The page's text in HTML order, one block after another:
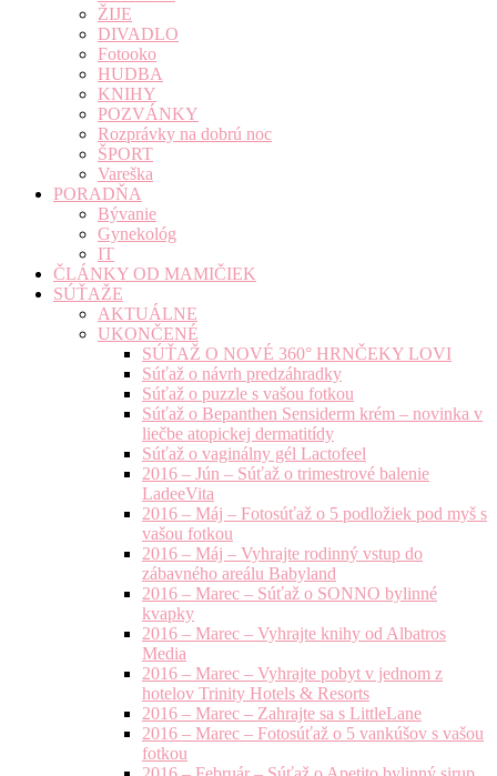
ŽIJE
DIVADLO
Fotooko
HUDBA
KNIHY
POZVÁNKY
Rozprávky na dobrú noc
ŠPORT
Vareška
PORADŇA
Bývanie
Gynekológ
IT
ČLÁNKY OD MAMIČIEK
SÚŤAŽE
AKTUÁLNE
UKONČENÉ
SÚŤAŽ O NOVÉ 360° HRNČEKY LOVI
Súťaž o návrh predzáhradky
Súťaž o puzzle s vašou fotkou
Súťaž o Bepanthen Sensiderm krém – novinka v
liečbe atopickej dermatitídy
Súťaž o vaginálny gél Lactofeel
2016 – Jún – Súťaž o trimestrové balenie
LadeeVita
2016 – Máj – Fotosúťaž o 5 podložiek pod myš s
vašou fotkou
2016 – Máj – Vyhrajte rodinný vstup do
zábavného areálu Babyland
2016 – Marec – Súťaž o SONNO bylinné
kvapky
2016 – Marec – Vyhrajte knihy od Albatros
Media
2016 – Marec – Vyhrajte pobyt v jednom z
hotelov Trinity Hotels & Resorts
2016 – Marec – Zahrajte sa s LittleLane
2016 – Marec – Fotosúťaž o 5 vankúšov s vašou
fotkou